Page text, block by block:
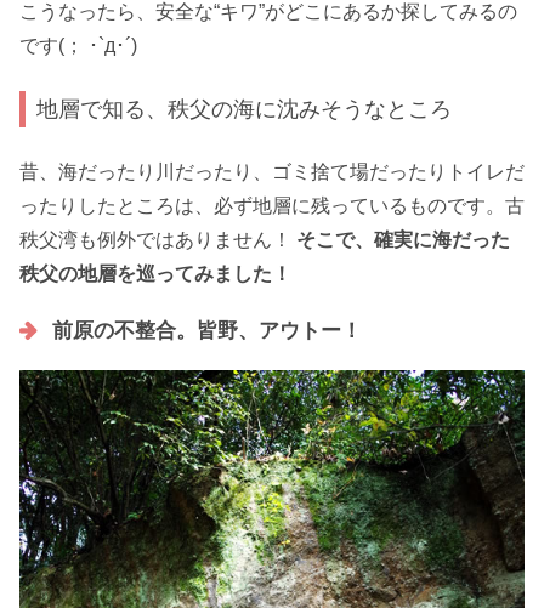
こうなったら、安全な“キワ”がどこにあるか探してみるの
です(； ･`д･´)
地層で知る、秩父の海に沈みそうなところ
昔、海だったり川だったり、ゴミ捨て場だったりトイレだ
ったりしたところは、必ず地層に残っているものです。古
秩父湾も例外ではありません！ そこで、確実に海だった
秩父の地層を巡ってみました！
前原の不整合。皆野、アウトー！